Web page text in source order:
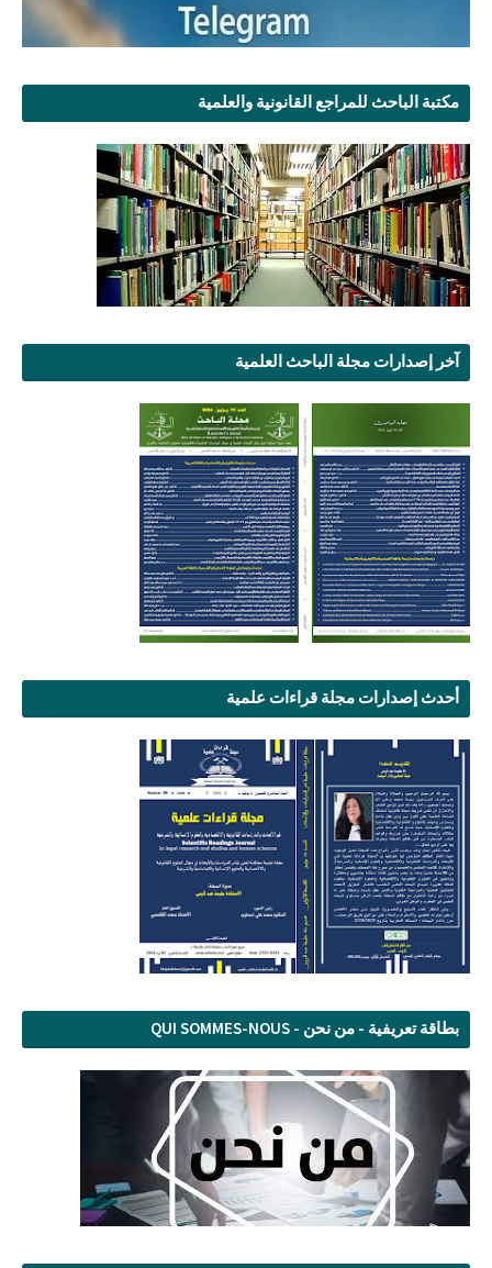
مكتبة الباحث للمراجع القانونية والعلمية
آخر إصدارات مجلة الباحث العلمية
أحدث إصدارات مجلة قراءات علمية
بطاقة تعريفية - من نحن - QUI SOMMES-NOUS